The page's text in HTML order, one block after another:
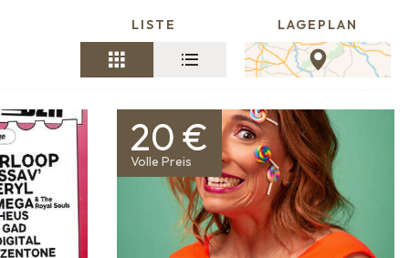
LISTE LAGEPLAN
20 €
Volle Preis